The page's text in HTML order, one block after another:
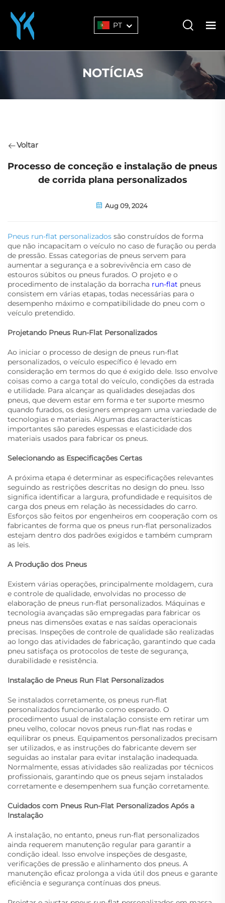
PT
NOTÍCIAS
Voltar
Processo de conceção e instalação de pneus
de corrida plana personalizados
Aug 09, 2024
Pneus run-flat personalizados são construídos de forma
que não incapacitam o veículo no caso de furação ou perda
de pressão. Essas categorias de pneus servem para
aumentar a segurança e a sobrevivência em caso de
estouros súbitos ou pneus furados. O projeto e o
procedimento de instalação da borracha run-flat pneus
consistem em várias etapas, todas necessárias para o
desempenho máximo e compatibilidade do pneu com o
veículo pretendido.
Projetando Pneus Run-Flat Personalizados
Ao iniciar o processo de design de pneus run-flat
personalizados, o veículo específico é levado em
consideração em termos do que é exigido dele. Isso envolve
coisas como a carga total do veículo, condições da estrada
e utilidade. Para alcançar as qualidades desejadas dos
pneus, que devem estar em forma e ter suporte mesmo
quando furados, os designers empregam uma variedade de
tecnologias e materiais. Algumas das características
importantes são paredes espessas e elasticidade dos
materiais usados para fabricar os pneus.
Selecionando as Especificações Certas
A próxima etapa é determinar as especificações relevantes
seguindo as restrições descritas no design do pneu. Isso
significa identificar a largura, profundidade e requisitos de
carga dos pneus em relação às necessidades do carro.
Esforços são feitos por engenheiros em cooperação com os
fabricantes de forma que os pneus run-flat personalizados
estejam dentro dos padrões exigidos e também cumpram
as leis.
A Produção dos Pneus
Existem várias operações, principalmente moldagem, cura
e controle de qualidade, envolvidas no processo de
elaboração de pneus run-flat personalizados. Máquinas e
tecnologia avançadas são empregadas para fabricar os
pneus nas dimensões exatas e nas saídas operacionais
precisas. Inspeções de controle de qualidade são realizadas
ao longo das atividades de fabricação, garantindo que cada
pneu satisfaça os protocolos de teste de segurança,
durabilidade e resistência.
Instalação de Pneus Run Flat Personalizados
Se instalados corretamente, os pneus run-flat
personalizados funcionarão como esperado. O
procedimento usual de instalação consiste em retirar um
pneu velho, colocar novos pneus run-flat nas rodas e
equilibrar os pneus. Equipamentos personalizados precisam
ser utilizados, e as instruções do fabricante devem ser
seguidas ao instalar para evitar instalação inadequada.
Normalmente, essas atividades são realizadas por técnicos
profissionais, garantindo que os pneus sejam instalados
corretamente e desempenhem sua função corretamente.
Cuidados com Pneus Run-Flat Personalizados Após a
Instalação
A instalação, no entanto, pneus run-flat personalizados
ainda requerem manutenção regular para garantir a
condição ideal. Isso envolve inspeções de desgaste,
verificações de pressão e alinhamento dos pneus. A
manutenção eficaz prolonga a vida útil dos pneus e garante
eficiência e segurança contínuas dos pneus.